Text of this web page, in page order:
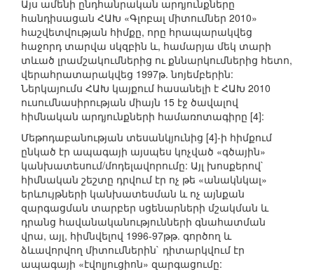
Այս ամենի ընդհանրական արդյունքները
հանդիսացան ՀԱԽ «Գլոբալ միտումներ 2010»
հաշվետվության հիմքը, որը հրապարակվեց
հաջորդ տարվա սկզբին և, համարյա մեկ տարի
տևած լրամշակումներից ու քննարկումներից հետո,
վերահրատարակվեց 1997թ. նոյեմբերին:
Ներկայումս ՀԱԽ կայքում հասանելի է ՀԱԽ 2010
ուսումնասիրության միայն 15 էջ ծավալով
հիմնական արդյունքների համառոտագիրը [4]:
Մեթոդաբանության տեսանկյունից [4]-ի հիմքում
ընկած էր ապագայի այսպես կոչված «գծային»
կանխատեսում/մոդելավորումը: Այլ խոսքերով`
հիմնական շեշտը դրվում էր ոչ թե «անակնկալ»
երևույթների կանխատեսման և ոչ այնքան
զարգացման տարբեր սցենարների մշակման և
դրանց հավանականությունների գնահատման
վրա, այլ, հիմնվելով 1996-97թթ. գործող և
ձևավորվող միտումներին` դիտարկվում էր
ապագայի «էվոլյուցիոն» զարգացումը: